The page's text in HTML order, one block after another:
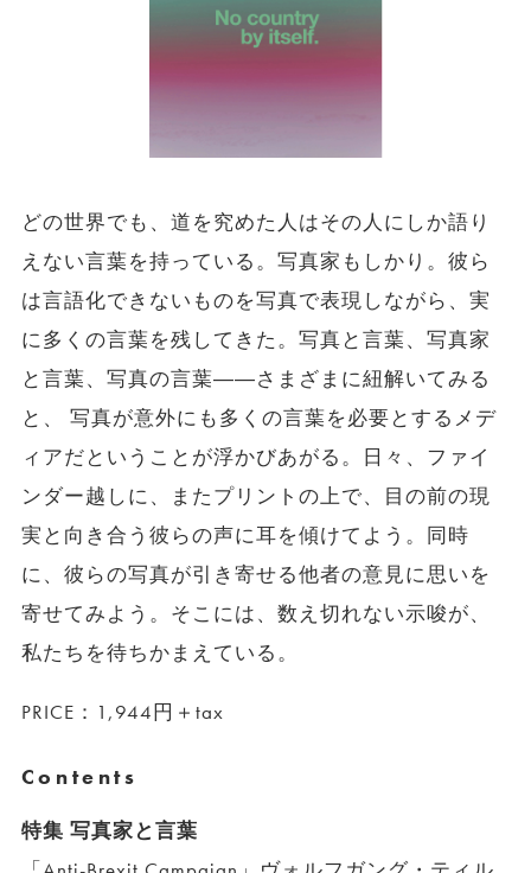
どの世界でも、道を究めた人はその人にしか語り
えない言葉を持っている。写真家もしかり。彼ら
は言語化できないものを写真で表現しながら、実
に多くの言葉を残してきた。写真と言葉、写真家
と言葉、写真の言葉――さまざまに紐解いてみる
と、 写真が意外にも多くの言葉を必要とするメデ
ィアだということが浮かびあがる。日々、ファイ
ンダー越しに、またプリントの上で、目の前の現
実と向き合う彼らの声に耳を傾けてよう。同時
に、彼らの写真が引き寄せる他者の意見に思いを
寄せてみよう。そこには、数え切れない示唆が、
私たちを待ちかまえている。
PRICE：1,944円＋tax
Contents
特集 写真家と言葉